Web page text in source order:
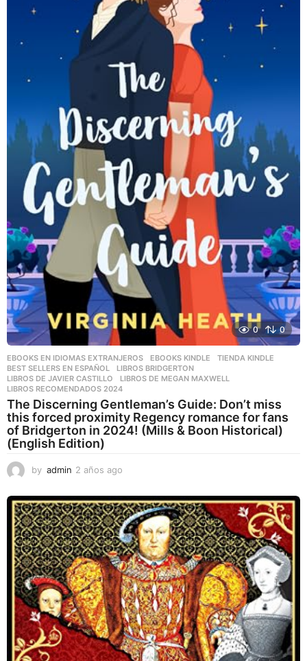
0 0
EBOOKS EN IDIOMAS EXTRANJEROS ,EBOOKS KINDLE ,TIENDA KINDLE
BEST SELLERS EN ESPAÑOL
,LIBROS BRIDGERTON
LIBROS DE JAVIER CASTILLO
,LIBROS DE MEGAN MAXWELL
LIBROS RECOMENDADOS 2024
The Discerning Gentleman’s Guide: Don’t miss
this forced proximity Regency romance for fans
of Bridgerton in 2024! (Mills & Boon Historical)
(English Edition)
by admin 2 años ago
ñ
o
s
a
g
o